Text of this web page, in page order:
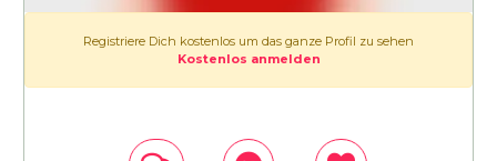
Registriere Dich kostenlos um das ganze Profil zu sehen
Kostenlos anmelden